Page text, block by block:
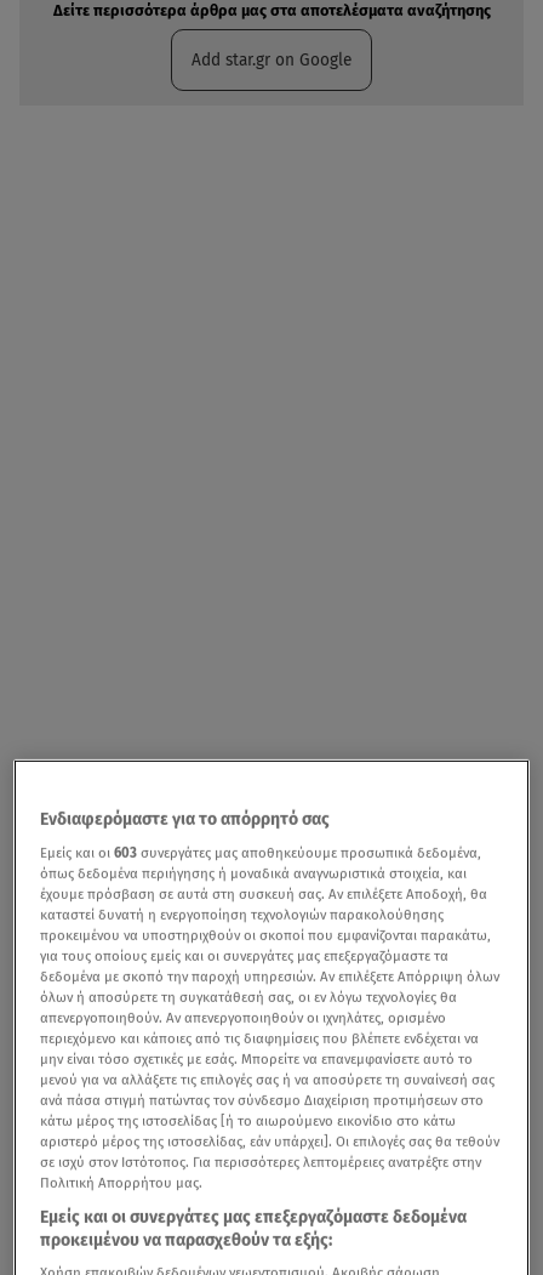
Δείτε περισσότερα άρθρα μας στα αποτελέσματα αναζήτησης
Add star.gr on Google
Ενδιαφερόμαστε για το απόρρητό σας
Εμείς και οι603 συνεργάτες μας αποθηκεύουμε προσωπικά δεδομένα,
όπως δεδομένα περιήγησης ή μοναδικά αναγνωριστικά στοιχεία, και
έχουμε πρόσβαση σε αυτά στη συσκευή σας. Αν επιλέξετε Αποδοχή, θα
καταστεί δυνατή η ενεργοποίηση τεχνολογιών παρακολούθησης
προκειμένου να υποστηριχθούν οι σκοποί που εμφανίζονται παρακάτω,
για τους οποίους εμείς και οι συνεργάτες μας επεξεργαζόμαστε τα
δεδομένα με σκοπό την παροχή υπηρεσιών. Αν επιλέξετε Απόρριψη όλων
όλων ή αποσύρετε τη συγκατάθεσή σας, οι εν λόγω τεχνολογίες θα
απενεργοποιηθούν. Αν απενεργοποιηθούν οι ιχνηλάτες, ορισμένο
περιεχόμενο και κάποιες από τις διαφημίσεις που βλέπετε ενδέχεται να
μην είναι τόσο σχετικές με εσάς. Μπορείτε να επανεμφανίσετε αυτό το
μενού για να αλλάξετε τις επιλογές σας ή να αποσύρετε τη συναίνεσή σας
ανά πάσα στιγμή πατώντας τον σύνδεσμο Διαχείριση προτιμήσεων στο
κάτω μέρος της ιστοσελίδας [ή το αιωρούμενο εικονίδιο στο κάτω
αριστερό μέρος της ιστοσελίδας, εάν υπάρχει]. Οι επιλογές σας θα τεθούν
σε ισχύ στον Ιστότοπος. Για περισσότερες λεπτομέρειες ανατρέξτε στην
Πολιτική Απορρήτου μας.
Εμείς και οι συνεργάτες μας επεξεργαζόμαστε δεδομένα
προκειμένου να παρασχεθούν τα εξής: